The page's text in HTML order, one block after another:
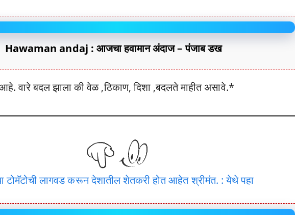
Hawaman andaj : आजचा हवामान अंदाज – पंजाब डख
वारे बदल झाला की वेळ ,ठिकाण, दिशा ,बदलते माहीत असावे.*
टोमॅटोची लागवड करून देशातील शेतकरी होत आहेत श्रीमंत. : येथे पहा